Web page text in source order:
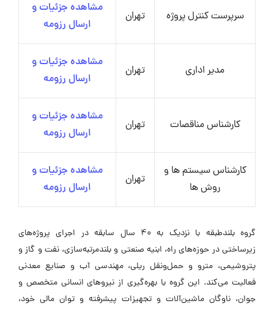
سرپرست کنترل پروژه تهران
مشاهده جزئیات و
ارسال رزومه
مدیر اداری تهران
مشاهده جزئیات و
ارسال رزومه
کارشناس مناقصات تهران
مشاهده جزئیات و
ارسال رزومه
کارشناس سیستم ها و
روش ها
تهران
مشاهده جزئیات و
ارسال رزومه
گروه بلندطبقه با نزدیک به 40 سال سابقه در اجرای پروژه‌های
زیرساختی در حوزه‌های راه، ابنیه صنعتی و بلندمرتبه‌سازی، نفت و گاز و
پتروشیمی، مترو و حمل‌ونقل ریلی، مهندسی آب و صنایع معدنی
فعالیت می‌کند. این گروه با بهره‌گیری از نیروهای انسانی متخصص و
جوان، ناوگان ماشین‌آلات و تجهیزات پیشرفته و توان مالی خود،